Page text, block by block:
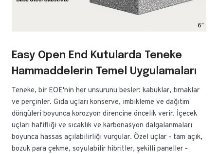
Easy Open End Kutularda Teneke
Hammaddelerin Temel Uygulamaları
Teneke, bir EOE'nin her unsurunu besler: kabuklar, tırnaklar
ve perçinler. Gıda uçları konserve, imbikleme ve dağıtım
döngüleri boyunca korozyon direncine öncelik verir. İçecek
uçları hafifliği ve sıcaklık ve karbonasyon dalgalanmaları
boyunca hassas açılabilirliği vurgular. Özel uçlar - tam açık,
bozuk para çekme, soyulabilir hibritler, şekilli paneller -